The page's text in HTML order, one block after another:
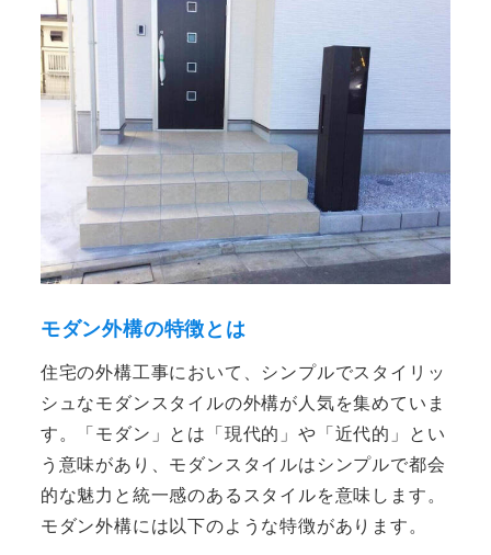
モダン外構の特徴とは
住宅の外構工事において、シンプルでスタイリッ
シュなモダンスタイルの外構が人気を集めていま
す。「モダン」とは「現代的」や「近代的」とい
う意味があり、モダンスタイルはシンプルで都会
的な魅力と統一感のあるスタイルを意味します。
モダン外構には以下のような特徴があります。